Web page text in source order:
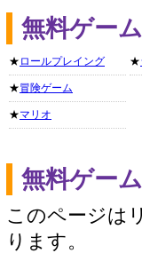
無料ゲー
★ ロールプレイング
★冒険ゲーム
★マリオ
★
無料ゲー
このページは
ります。